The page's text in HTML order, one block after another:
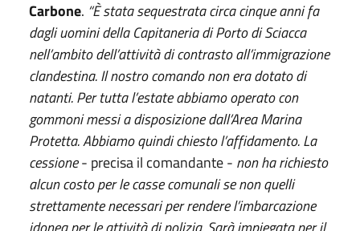
Carbone. “È stata sequestrata circa cinque anni fa
dagli uomini della Capitaneria di Porto di Sciacca
nell’ambito dell’attività di contrasto all’immigrazione
clandestina. Il nostro comando non era dotato di
natanti. Per tutta l’estate abbiamo operato con
gommoni messi a disposizione dall’Area Marina
Protetta. Abbiamo quindi chiesto l’affidamento. La
cessione- precisa il comandante - non ha richiesto
alcun costo per le casse comunali se non quelli
strettamente necessari per rendere l’imbarcazione